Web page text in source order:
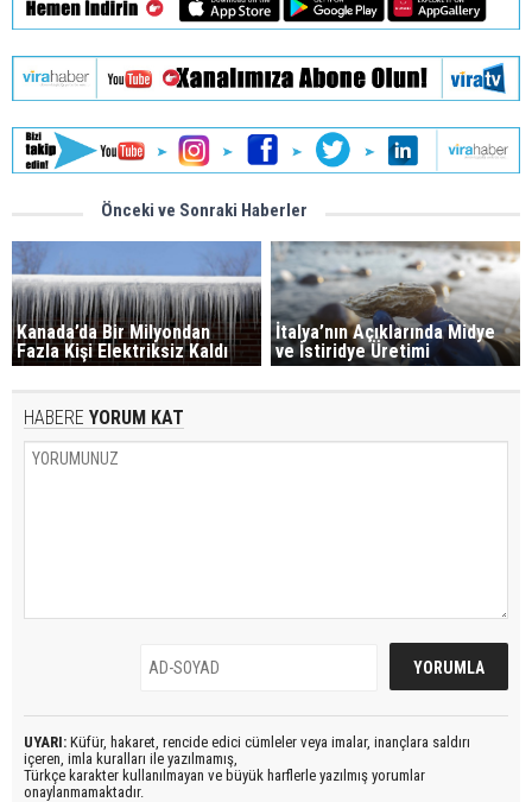
Önceki ve Sonraki Haberler
Kanada’da Bir Milyondan
Fazla Kişi Elektriksiz Kaldı
İtalya’nın Açıklarında Midye
ve İstiridye Üretimi
HABERE YORUM KAT
UYARI: Küfür, hakaret, rencide edici cümleler veya imalar, inançlara saldırı
içeren, imla kuralları ile yazılmamış,
Türkçe karakter kullanılmayan ve büyük harflerle yazılmış yorumlar
onaylanmamaktadır.